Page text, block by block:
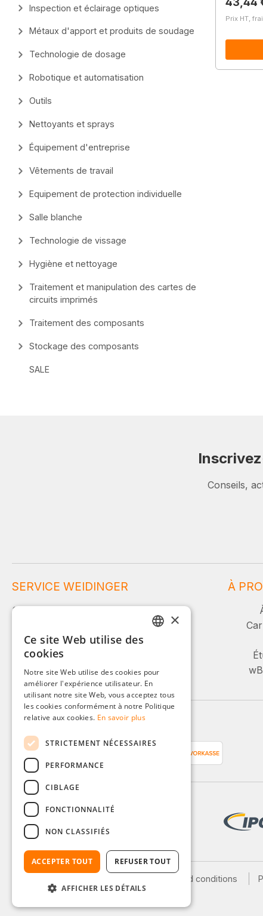
Inspection et éclairage optiques
Métaux d'apport et produits de soudage
Technologie de dosage
Robotique et automatisation
Outils
Nettoyants et sprays
Équipement d'entreprise
Vêtements de travail
Equipement de protection individuelle
Salle blanche
Technologie de vissage
Hygiène et nettoyage
Traitement et manipulation des cartes de
circuits imprimés
Traitement des composants
Stockage des composants
SALE
Prix HT,
Conseils,
SERVICE WEIDINGER
Service et conseil :
+49 (0)8142 / 4289 - 300
Lu-Ve, 08:00 - 16:00
Ou via notre formulaire de contact.
À
Moyens de paiement
General terms and conditions
Shipping and payment
ITALIAN
POLISH
×
Ce site Web utilise des
cookies
Notre site Web utilise des cookies pour
améliorer l'expérience utilisateur. En
utilisant notre site Web, vous acceptez tous
les cookies conformément à notre Politique
relative aux cookies. En savoir plus
STRICTEMENT NÉCESSAIRES
PERFORMANCE
CIBLAGE
FONCTIONNALITÉ
NON CLASSIFIÉS
ACCEPTER TOUT REFUSER TOUT
AFFICHER LES DÉTAILS